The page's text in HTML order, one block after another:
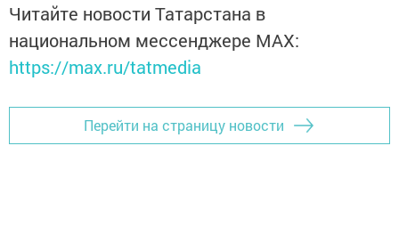
Читайте новости Татарстана в
национальном мессенджере MАХ:
https://max.ru/tatmedia
Перейти на страницу новости